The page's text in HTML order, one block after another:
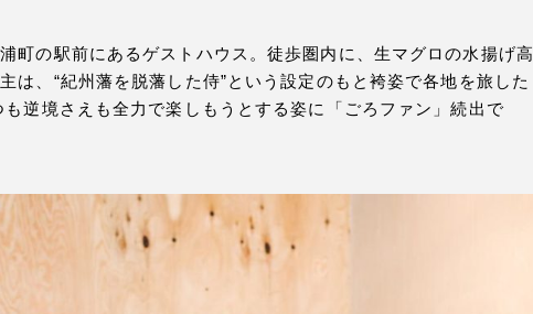
町の駅前にあるゲストハウス。徒歩圏内に、生マグロの水揚げ高
は、“紀州藩を脱藩した侍”という設定のもと袴姿で各地を旅した
逆境さえも全力で楽しもうとする姿に「ごろファン」続出で